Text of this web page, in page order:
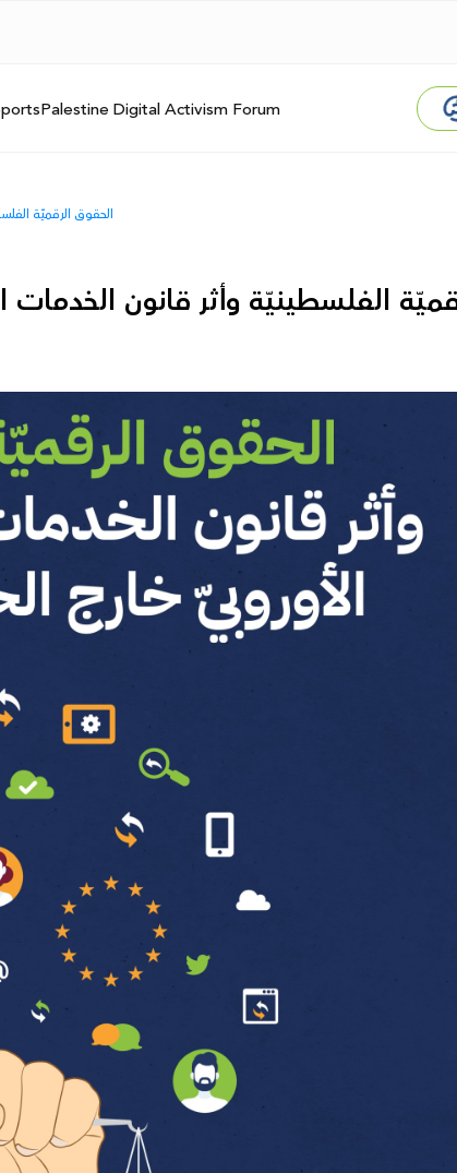
Palestine Digital Activism Forum
الحقوق الرقميّة
الفلسطينيّة وأثر قانون الخدمات